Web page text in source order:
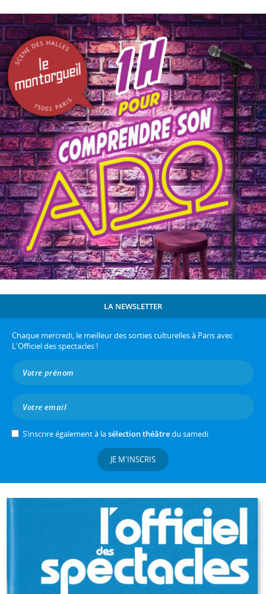
LA NEWSLETTER
Chaque mercredi, le meilleur des sorties culturelles à Paris avec
L'Officiel des spectacles !
S’inscrire également à lasélection théâtredu samedi
JE M'INSCRIS